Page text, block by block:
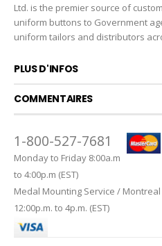
Ltd. is the premier source of
uniform buttons to Government
uniform tailors and distributors
PLUS D'INFOS
COMMENTAIRES
1-800-527-7681
Monday to Friday 8:00a.m
to 4:00p.m (EST)
Medal Mounting Service /
12:00p.m. to 4p.m. (EST)